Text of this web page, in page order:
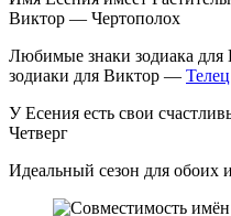
Виктор — Чертополох
Любимые знаки зодиака
зодиаки для Виктор — Телец
У Есения есть свои
Четверг
Идеальный сезон для